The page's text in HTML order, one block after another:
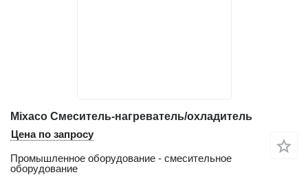
Mixaco Смеситель-нагреватель/охладитель
Цена по запросу
Промышленное оборудование - смесительное
оборудование